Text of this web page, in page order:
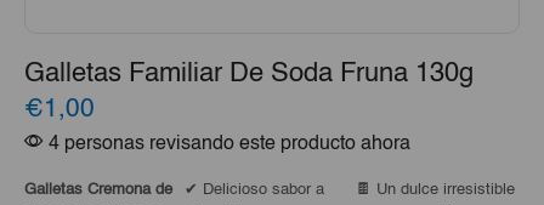
Galletas Familiar De Soda Fruna 130g
€1,00
4 personas revisando este producto ahora
Galletas Cremona de
✔ Delicioso sabor a
🍫 Un dulce irresistible